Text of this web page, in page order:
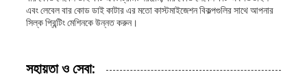
এবং লেবেল বার কোড ডাই কাটার এর মতো কাস্টমাইজেশন বিকল্পগুলির সাথে আপনার
সিল্ক প্রিন্টিং মেশিনকে উন্নত করুন।
সহায়তা ও সেবা: